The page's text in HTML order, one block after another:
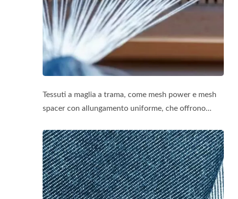
Tessuti a maglia a trama, come mesh power e mesh
spacer con allungamento uniforme, che offrono...